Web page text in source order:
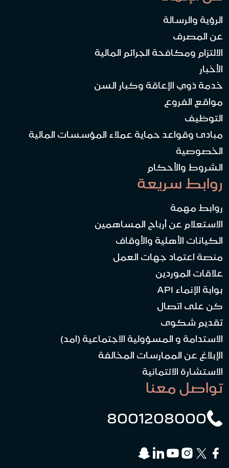
الرؤية والرسالة
عن المصرف
الالتزام ومكافحة الجرائم المالية
الأخبار
خدمة ذوي الإعاقة وكبار السن
مواقع الفروع
التوظيف
مبادئ وقواعد حماية عملاء المؤسسات المالية
الخصوصية
الشروط والأحكام
روابط سريعة
روابط مهمة
الاستعلام عن أرباح المساهمين
الكيانات الأهلية والأوقاف
منصة اعتماد جهات العمل
علاقات الموردين
بوابة الإنماء API
كن على اتصال
تقديم شكوى
الاستدامة و المسؤولية الاجتماعية (امد)
الإبلاغ عن الممارسات المخالفة
الاستشارة الائتمانية
تواصل معنا
8001208000